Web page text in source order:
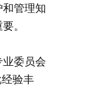
管理知
。
业委员会
经验丰